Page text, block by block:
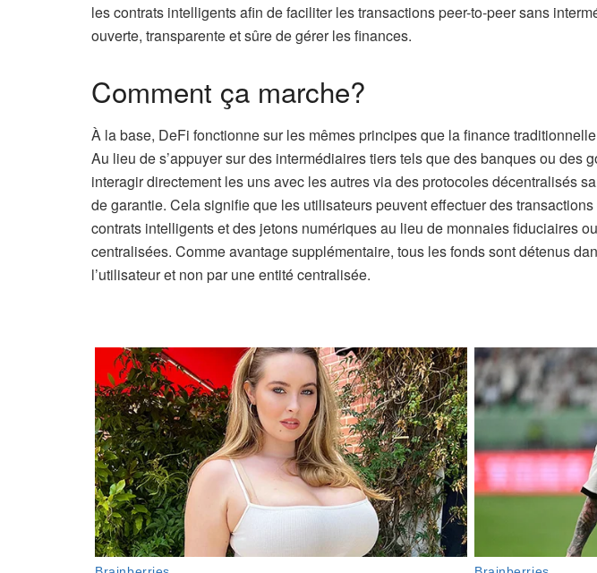
les contrats intelligents afin de faciliter les transactions peer-to-peer sans
ouverte, transparente et sûre de gérer les finances.
Comment ça marche?
À la base, DeFi fonctionne sur les mêmes principes que la finance
Au lieu de s’appuyer sur des intermédiaires tiers tels que des banques ou des
interagir directement les uns avec les autres via des protocoles décentralisés
de garantie. Cela signifie que les utilisateurs peuvent effectuer des
contrats intelligents et des jetons numériques au lieu de monnaies fiduciaires
centralisées. Comme avantage supplémentaire, tous les fonds sont détenus
l’utilisateur et non par une entité centralisée.